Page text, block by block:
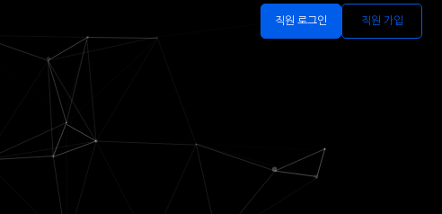
직원 로그인 직원 가입